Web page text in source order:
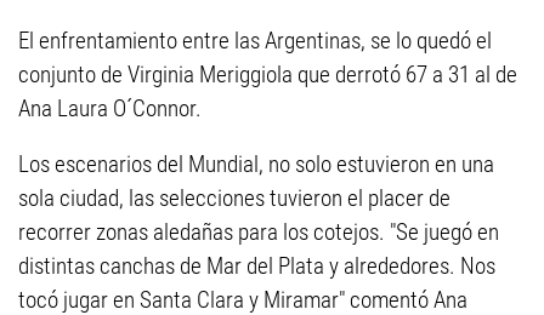
El enfrentamiento entre las Argentinas, se lo quedó el
conjunto de Virginia Meriggiola que derrotó 67 a 31 al de
Ana Laura O´Connor.
Los escenarios del Mundial, no solo estuvieron en una
sola ciudad, las selecciones tuvieron el placer de
recorrer zonas aledañas para los cotejos. "Se juegó en
distintas canchas de Mar del Plata y alrededores. Nos
tocó jugar en Santa Clara y Miramar" comentó Ana